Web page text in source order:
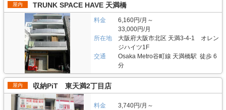
屋内 TRUNK SPACE HAVE 天満橋
料金
6,160円/月～
33,000円/月
所在地
大阪府大阪市北区 天満3-4-1 オレン
ジハイツ1F
交通
Osaka Metro谷町線 天満橋駅 徒歩 6
分
屋内 収納PiT 東天満2丁目店
料金
3,740円/月～